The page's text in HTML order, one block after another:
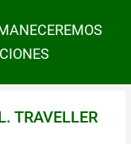
TRAVELLER